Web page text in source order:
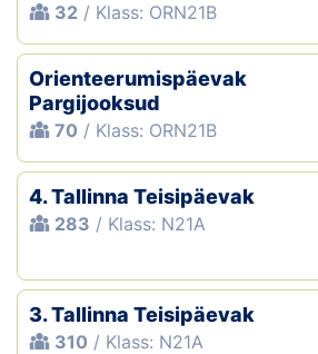
32 / Klass: ORN21B
Orienteerumispäevak
Pargijooksud
70 / Klass: ORN21B
4. Tallinna Teisipäevak
283 / Klass: N21A
3. Tallinna Teisipäevak
310 / Klass: N21A